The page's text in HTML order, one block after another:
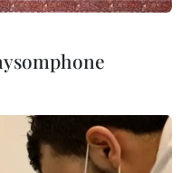
tàu lặn Titan, gồm Giám
Rush; cựu sỹ quan Hải
phú người Anh Hamish
Shahzada Dawood và con
NPR)